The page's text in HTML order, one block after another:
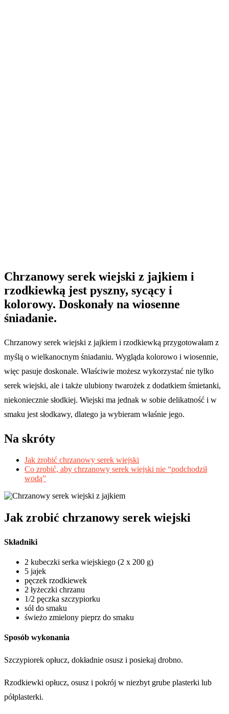
Chrzanowy serek wiejski z jajkiem i
rzodkiewką jest pyszny, sycący i
kolorowy. Doskonały na wiosenne
śniadanie.
Chrzanowy serek wiejski z jajkiem i rzodkiewką przygotowałam z
myślą o wielkanocnym śniadaniu. Wygląda kolorowo i wiosennie,
więc pasuje doskonale. Właściwie możesz wykorzystać nie tylko
serek wiejski, ale i także ulubiony twarożek z dodatkiem śmietanki,
niekoniecznie słodkiej. Wiejski ma jednak w sobie delikatność i w
smaku jest słodkawy, dlatego ja wybieram właśnie jego.
Na skróty
Jak zrobić chrzanowy serek wiejski
Co zrobić, aby chrzanowy serek wiejski nie “podchodził
wodą”
Jak zrobić chrzanowy serek wiejski
Składniki
2 kubeczki serka wiejskiego (2 x 200 g)
5 jajek
pęczek rzodkiewek
2 łyżeczki chrzanu
1/2 pęczka szczypiorku
sól do smaku
świeżo zmielony pieprz do smaku
Sposób wykonania
Szczypiorek opłucz, dokładnie osusz i posiekaj drobno.
Rzodkiewki opłucz, osusz i pokrój w niezbyt grube plasterki lub
półplasterki.